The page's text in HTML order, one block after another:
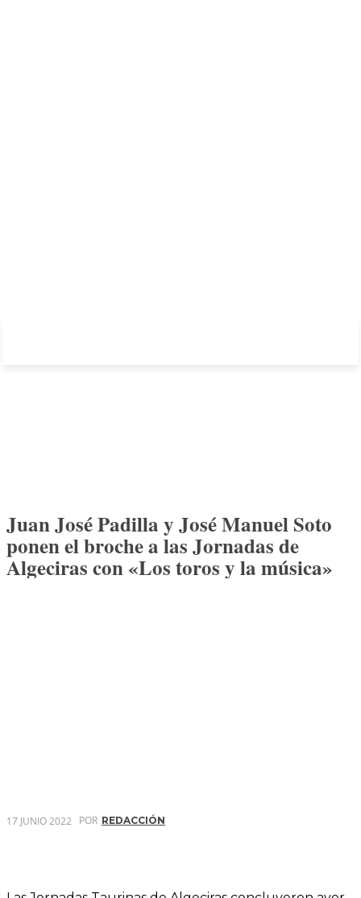
Juan José Padilla y José Manuel Soto
ponen el broche a las Jornadas de
Algeciras con «Los toros y la música»
17 JUNIO 2022 POR REDACCIÓN